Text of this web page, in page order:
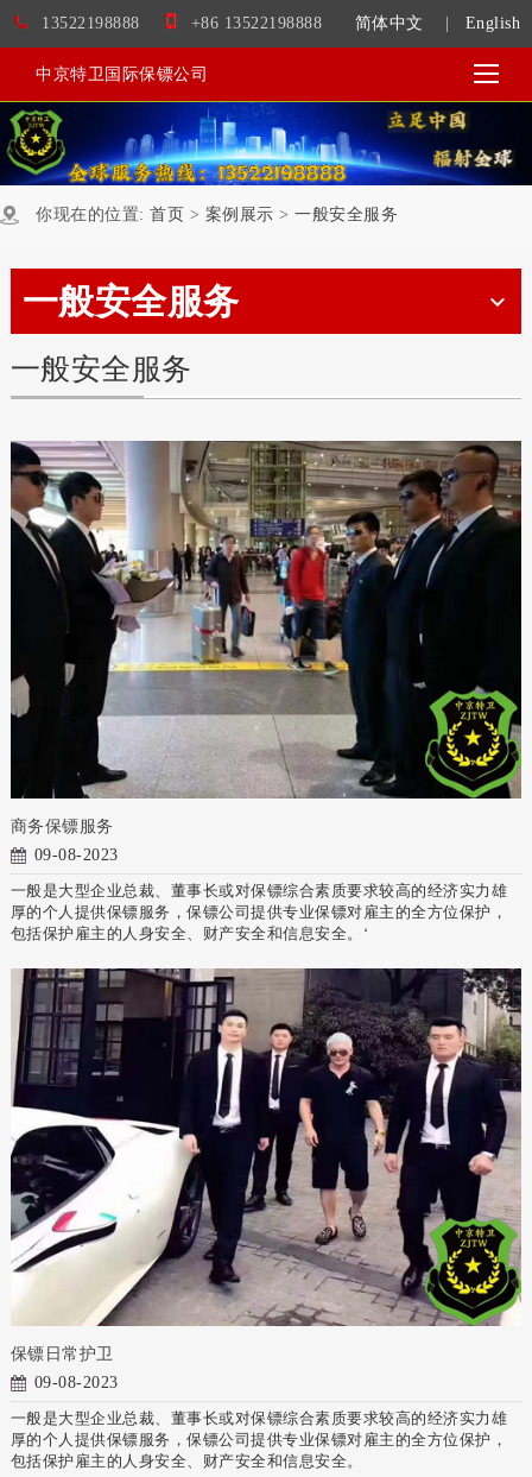
简体中文 English
13522198888 +86 13522198888
中京特卫国际保镖公司
你现在的位置: 首页 > 案例展示 > 一般安全服务
一般安全服务
一般安全服务
商务保镖服务
09-08-2023
一般是大型企业总裁、董事长或对保镖综合素质要求较高的经济实力雄
厚的个人提供保镖服务，保镖公司提供专业保镖对雇主的全方位保护，
包括保护雇主的人身安全、财产安全和信息安全。‘
保镖日常护卫
09-08-2023
一般是大型企业总裁、董事长或对保镖综合素质要求较高的经济实力雄
厚的个人提供保镖服务，保镖公司提供专业保镖对雇主的全方位保护，
包括保护雇主的人身安全、财产安全和信息安全。